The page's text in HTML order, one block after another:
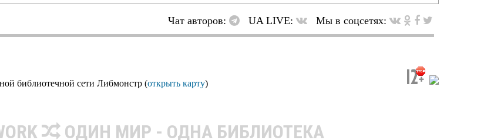
Чат авторов: UA LIVE: Мы в соцсетях:
библиотечной сети Либмонстр (открыть карту)
ОДИН МИР - ОДНА БИБЛИОТЕКА